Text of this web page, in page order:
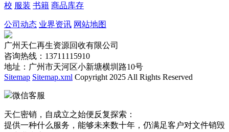
校 服装 书籍 商品库存
公司动态 业界资讯 网站地图
广州天仁再生资源回收有限公司
咨询热线：13711115910
地址：广州市天河区小新塘横圳路10号
Sitemap Sitemap.xml Copyright 2025 All Rights Reserved
微信客服
天仁密销，自成立之始便反复探索：
提供一种什么服务，能够未来数十年，仍满足客户对文件销毁